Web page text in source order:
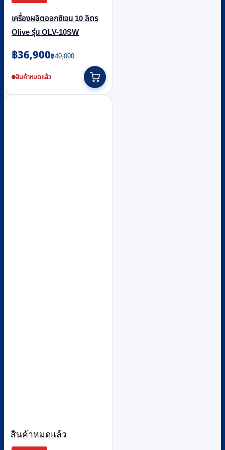
เครื่องผลิตออกซิเจน 10 ลิตร
Olive รุ่น OLV-10SW
฿40,000
Original
price
was:
฿36,900
Current
price
is:สินค้าหมดแล้ว
สินค้าหมดแล้ว